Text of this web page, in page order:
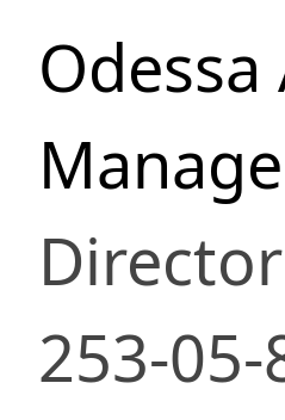
Director
253-05-